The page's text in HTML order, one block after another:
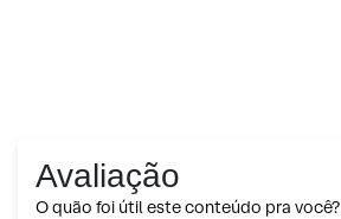
Avaliação
O quão foi útil este conteúdo pra você?